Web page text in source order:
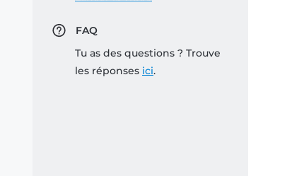
FAQ
Tu as des questions ? Trouve
les réponses ici.